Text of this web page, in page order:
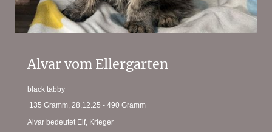
Alvar vom Ellergarten
black tabby
135 Gramm, 28.12.25 - 490 Gramm
Alvar bedeutet Elf, Krieger